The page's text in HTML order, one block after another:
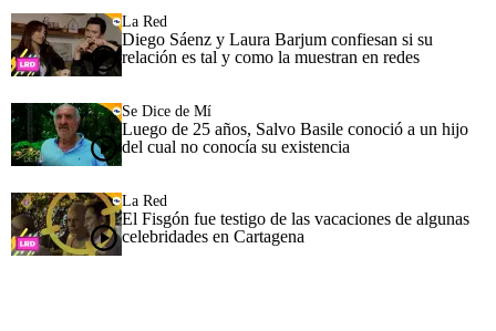
La Red
Diego Sáenz y Laura Barjum confiesan si su
relación es tal y como la muestran en redes
Se Dice de Mí
Luego de 25 años, Salvo Basile conoció a un hijo
del cual no conocía su existencia
La Red
El Fisgón fue testigo de las vacaciones de algunas
celebridades en Cartagena